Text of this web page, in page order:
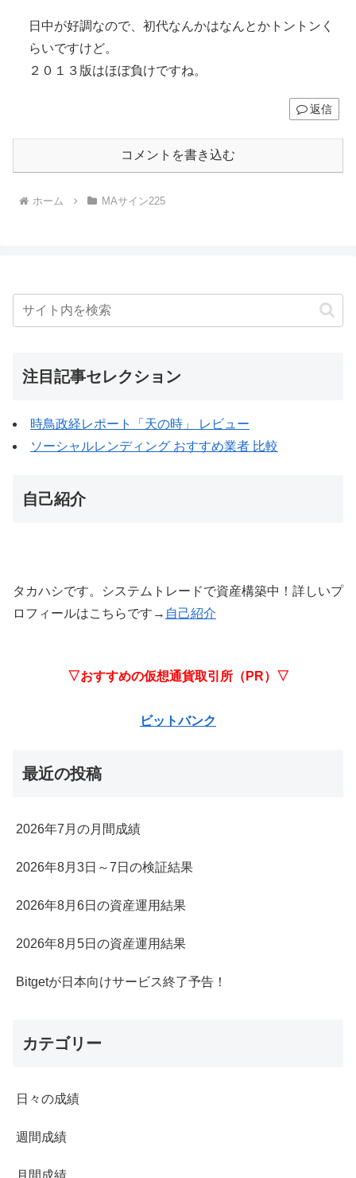
日中が好調なので、初代なんかはなんとかトントンく
らいですけど。
２０１３版はほぼ負けですね。
返信
コメントを書き込む
ホーム MAサイン225
注目記事セレクション
時鳥政経レポート「天の時」 レビュー
ソーシャルレンディング おすすめ業者 比較
自己紹介
タカハシです。システムトレードで資産構築中！詳しいプ
ロフィールはこちらです→ 自己紹介
▽おすすめの仮想通貨取引所（PR）▽
ビットバンク
最近の投稿
2026年7月の月間成績
2026年8月3日～7日の検証結果
2026年8月6日の資産運用結果
2026年8月5日の資産運用結果
Bitgetが日本向けサービス終了予告！
カテゴリー
日々の成績
週間成績
月間成績